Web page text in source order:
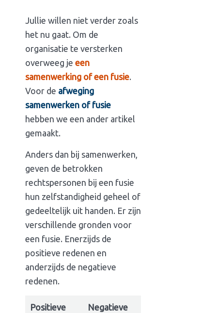
Jullie willen niet verder zoals
het nu gaat. Om de
organisatie te versterken
overweeg je een
samenwerking of een fusie.
Voor de afweging
samenwerken of fusie
hebben we een ander artikel
gemaakt.
Anders dan bij samenwerken,
geven de betrokken
rechtspersonen bij een fusie
hun zelfstandigheid geheel of
gedeeltelijk uit handen. Er zijn
verschillende gronden voor
een fusie. Enerzijds de
positieve redenen en
anderzijds de negatieve
redenen.
Positieve
Negatieve